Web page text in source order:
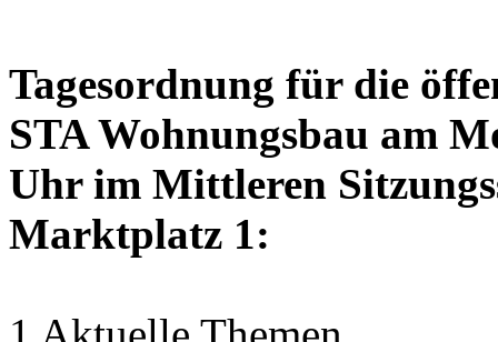
Tagesordnung für die
STA Wohnungsbau am
Uhr im Mittleren
Marktplatz 1: